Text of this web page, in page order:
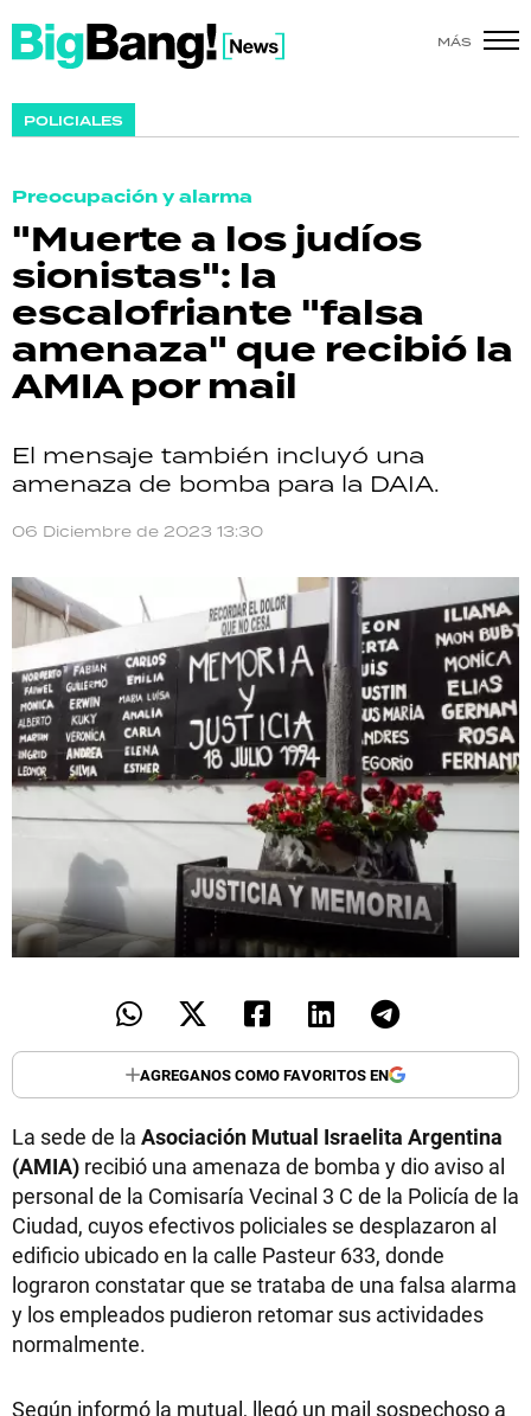
MÁS
POLICIALES
Preocupación y alarma
"Muerte a los judíos
sionistas": la
escalofriante "falsa
amenaza" que recibió la
AMIA por mail
El mensaje también incluyó una
amenaza de bomba para la DAIA.
06 Diciembre de 2023 13:30
AGREGANOS COMO FAVORITOS EN
La sede de la Asociación Mutual Israelita Argentina
(AMIA) recibió una amenaza de bomba y dio aviso al
personal de la Comisaría Vecinal 3 C de la Policía de la
Ciudad, cuyos efectivos policiales se desplazaron al
edificio ubicado en la calle Pasteur 633, donde
lograron constatar que se trataba de una falsa alarma
y los empleados pudieron retomar sus actividades
normalmente.
Según informó la mutual, llegó un mail sospechoso a
SHOW
ACTUALIDAD
POLICIALES
ECONOMÍA
GRAN HERMANO
SALUD
TECNOLOGÍA
RECETAS
PALABRAS
HORÓSCOPO
Seguinos